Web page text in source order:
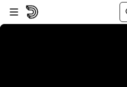
플레이어로 건너뛰기
본문으로 건너뛰기